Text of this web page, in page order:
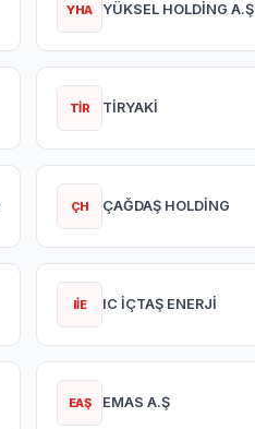
YHA YÜKSEL HOLDİNG A.Ş
TİR TİRYAKİ
ÇH ÇAĞDAŞ HOLDİNG
IİE IC İÇTAŞ ENERJİ
EAŞ EMAS A.Ş